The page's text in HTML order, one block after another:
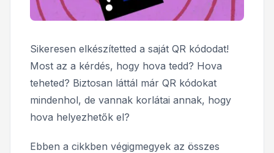
Sikeresen elkészítetted a saját QR kódodat!
Most az a kérdés, hogy hova tedd? Hova
teheted? Biztosan láttál már QR kódokat
mindenhol, de vannak korlátai annak, hogy
hova helyezhetők el?
Ebben a cikkben végigmegyek az összes